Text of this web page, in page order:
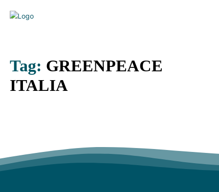
Tag: GREENPEACE
ITALIA